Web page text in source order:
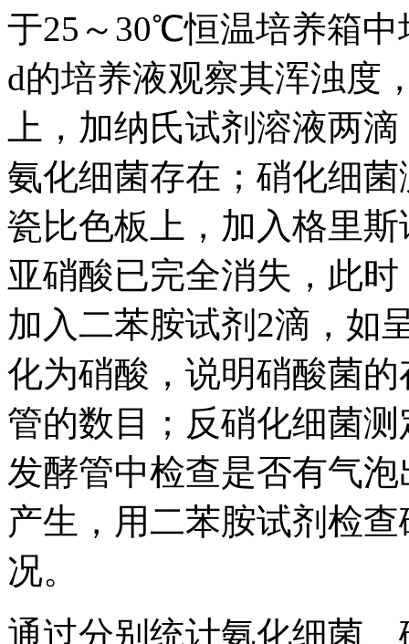
于25～30℃恒温培养箱
d的培养液观察其浑浊度
上，加纳氏试剂溶液两
氨化细菌存在；硝化细
瓷比色板上，加入格里
亚硝酸已完全消失，此
加入二苯胺试剂2滴，如
化为硝酸，说明硝酸菌
管的数目；反硝化细菌
发酵管中检查是否有气
产生，用二苯胺试剂检
况。
通过分别统计氨化细菌